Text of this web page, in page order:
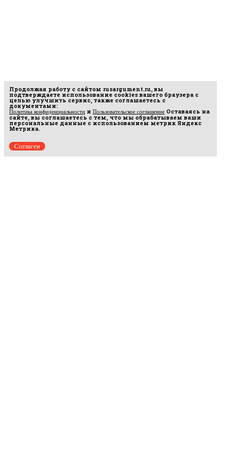
Продолжая работу с сайтом rusargument.ru, вы
подтверждаете использование cookies вашего браузера с
целью улучшить сервис, также соглашаетесь с
документами:
Политика конфиденциальности и Пользовательское соглашение Оставаясь на
сайте, вы соглашаетесь с тем, что мы обрабатываем ваши
персональные данные с использованием метрик Яндекс
Метрика.
Согласен